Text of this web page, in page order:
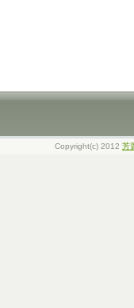
Copyright(c) 2012 芳